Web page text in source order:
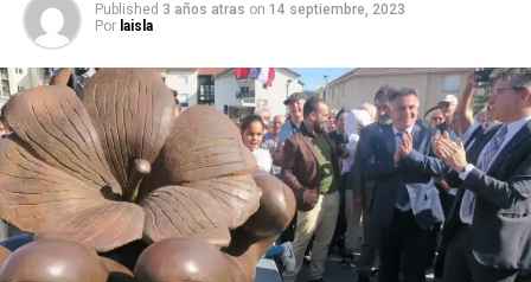
Published 3 años atras on 14 septiembre, 2023
Por laisla